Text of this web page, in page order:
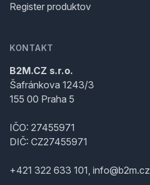
Register produktov
KONTAKT
B2M.CZ s.r.o.
Šafránkova 1243/3
155 00 Praha 5
IČO: 27455971
DIČ: CZ27455971
+421 322 633 101, info@b2m.cz